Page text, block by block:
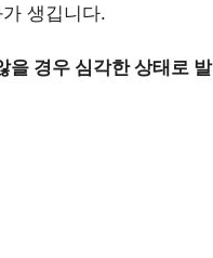
생깁니다.
을 경우 심각한 상태로 발